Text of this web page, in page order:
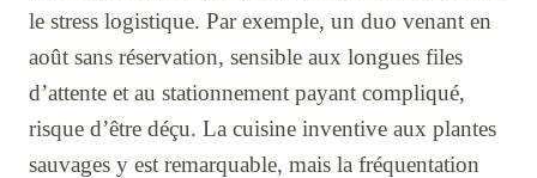
le stress logistique. Par exemple, un duo venant en
août sans réservation, sensible aux longues files
d’attente et au stationnement payant compliqué,
risque d’être déçu. La cuisine inventive aux plantes
sauvages y est remarquable, mais la fréquentation